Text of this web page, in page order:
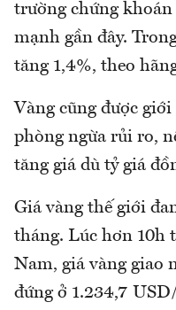
trường chứng
mạnh gần đây.
tăng 1,4%, theo
Vàng cũng được
phòng ngừa rủi ro,
tăng giá dù tỷ giá
Giá vàng thế giới
tháng. Lúc hơn 10h
Nam, giá vàng giao
đứng ở 1.234,7